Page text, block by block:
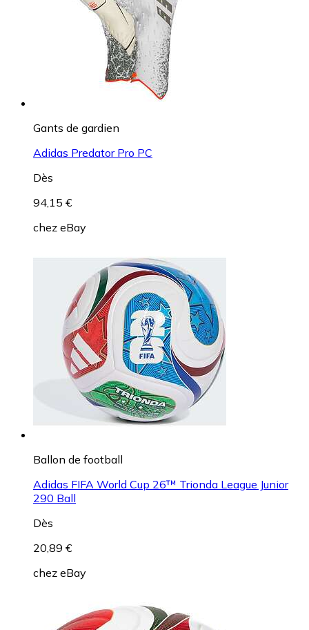
Gants de gardien
Adidas Predator Pro PC
Dès
94,15 €
chez eBay
Ballon de football
Adidas FIFA World Cup 26™ Trionda League Junior
290 Ball
Dès
20,89 €
chez eBay